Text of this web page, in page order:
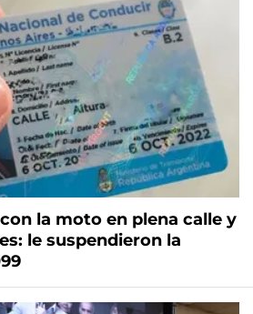
la moto en plena calle y
le suspendieron la